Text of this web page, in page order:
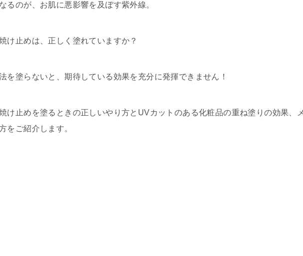
るのが、お肌に悪影響を及ぼす紫外線。
け止めは、正しく塗れていますか？
を塗らないと、期待している効果を充分に発揮できません！
け止めを塗るときの正しいやり方とUVカットのある化粧品の重ね塗りの効果、
をご紹介します。